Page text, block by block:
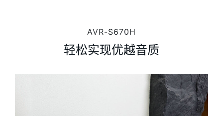
AVR-S670H
轻松实现优越音质